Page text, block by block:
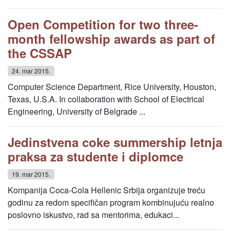
Open Competition for two three-
month fellowship awards as part of
the CSSAP
24. mar 2015.
Computer Science Department, Rice University, Houston,
Texas, U.S.A. In collaboration with School of Electrical
Engineering, University of Belgrade ...
Jedinstvena coke summership letnja
praksa za studente i diplomce
19. mar 2015.
Kompanija Coca-Cola Hellenic Srbija organizuje treću
godinu za redom specifičan program kombinujuću realno
poslovno iskustvo, rad sa mentorima, edukaci...